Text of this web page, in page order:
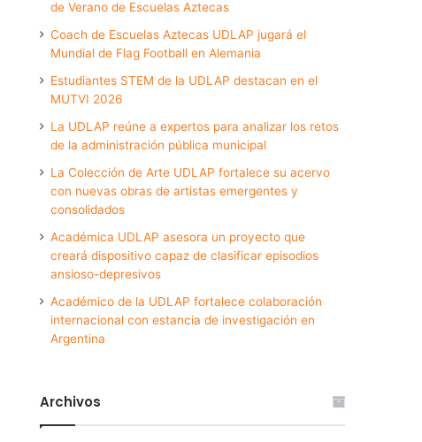
de Verano de Escuelas Aztecas
Coach de Escuelas Aztecas UDLAP jugará el
Mundial de Flag Football en Alemania
Estudiantes STEM de la UDLAP destacan en el
MUTVI 2026
La UDLAP reúne a expertos para analizar los retos
de la administración pública municipal
La Colección de Arte UDLAP fortalece su acervo
con nuevas obras de artistas emergentes y
consolidados
Académica UDLAP asesora un proyecto que
creará dispositivo capaz de clasificar episodios
ansioso-depresivos
Académico de la UDLAP fortalece colaboración
internacional con estancia de investigación en
Argentina
Archivos